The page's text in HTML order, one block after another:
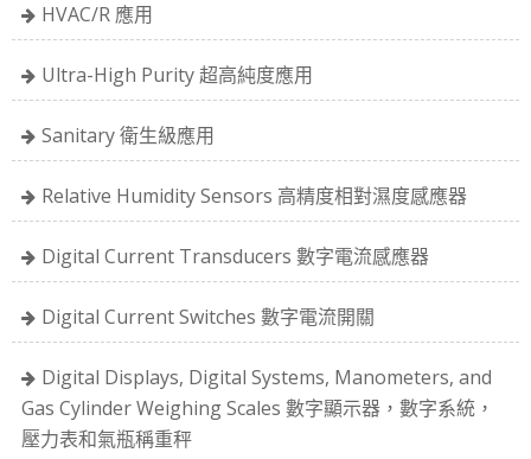
HVAC/R 應用
Ultra-High Purity 超高純度應用
Sanitary 衛生級應用
Relative Humidity Sensors 高精度相對濕度感應器
Digital Current Transducers 數字電流感應器
Digital Current Switches 數字電流開關
Digital Displays, Digital Systems, Manometers, and
Gas Cylinder Weighing Scales 數字顯示器，數字系統，
壓力表和氣瓶稱重秤